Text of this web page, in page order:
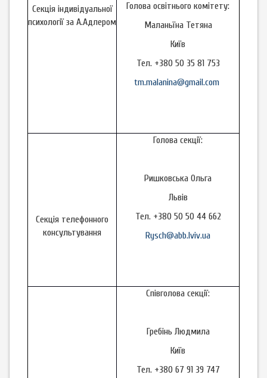
Секція індивідуальної
психології за А.Адлером
Голова освітнього комітету:
Маланьїна Тетяна
Київ
Тел. +380 50 35 81 753
tm.malanina@gmail.com
Секція телефонного
консультування
Голова секції:
Ришковська Ольга
Львів
Тел. +380 50 50 44 662
Rysch@abb.lviv.ua
Співголова секції:
Гребінь Людмила
Київ
Тел. +380 67 91 39 747